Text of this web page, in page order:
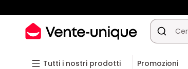
Tutti i nostri prodotti Promozioni